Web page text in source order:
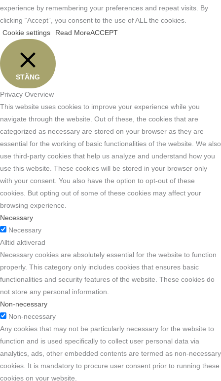
experience by remembering your preferences and repeat visits. By
clicking “Accept”, you consent to the use of ALL the cookies.
Cookie settings
Read MoreACCEPT
STÄNG
Privacy Overview
This website uses cookies to improve your experience while you
navigate through the website. Out of these, the cookies that are
categorized as necessary are stored on your browser as they are
essential for the working of basic functionalities of the website. We also
use third-party cookies that help us analyze and understand how you
use this website. These cookies will be stored in your browser only
with your consent. You also have the option to opt-out of these
cookies. But opting out of some of these cookies may affect your
browsing experience.
Necessary
Necessary
Alltid aktiverad
Necessary cookies are absolutely essential for the website to function
properly. This category only includes cookies that ensures basic
functionalities and security features of the website. These cookies do
not store any personal information.
Non-necessary
Non-necessary
Any cookies that may not be particularly necessary for the website to
function and is used specifically to collect user personal data via
analytics, ads, other embedded contents are termed as non-necessary
cookies. It is mandatory to procure user consent prior to running these
cookies on your website.